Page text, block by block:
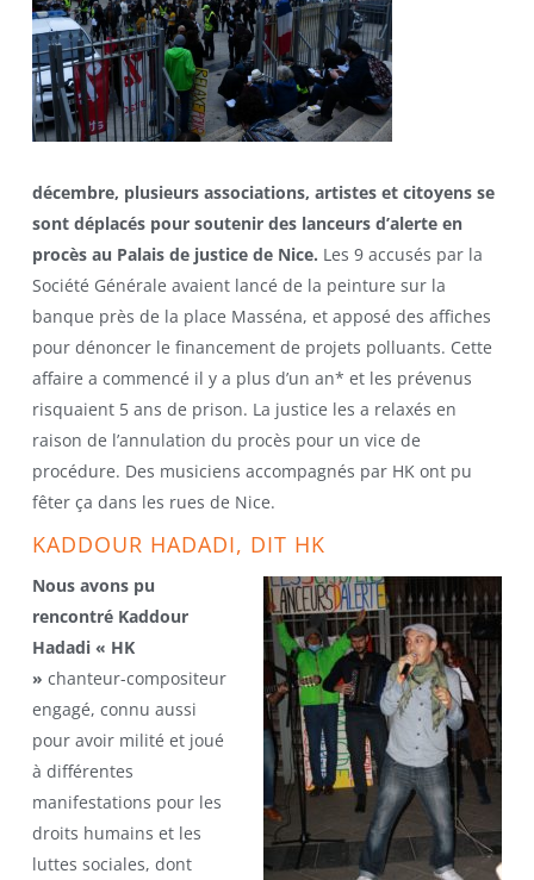
décembre, plusieurs associations, artistes et citoyens se
sont déplacés pour soutenir des lanceurs d’alerte en
procès au Palais de justice de Nice. Les 9 accusés par la
Société Générale avaient lancé de la peinture sur la
banque près de la place Masséna, et apposé des affiches
pour dénoncer le financement de projets polluants. Cette
affaire a commencé il y a plus d’un an* et les prévenus
risquaient 5 ans de prison. La justice les a relaxés en
raison de l’annulation du procès pour un vice de
procédure. Des musiciens accompagnés par HK ont pu
fêter ça dans les rues de Nice.
KADDOUR HADADI, DIT HK
Nous avons pu
rencontré Kaddour
Hadadi « HK
» chanteur-compositeur
engagé, connu aussi
pour avoir milité et joué
à différentes
manifestations pour les
droits humains et les
luttes sociales, dont